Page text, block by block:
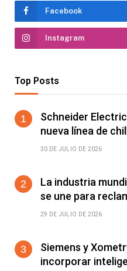
Facebook
Instagram
Top Posts
Schneider
nueva línea de
diseñada para
datos de IA de
30 DE JULIO DE 2026
La industria
se une para
comunes de
29 DE JULIO DE 2026
Siemens y
incorporar